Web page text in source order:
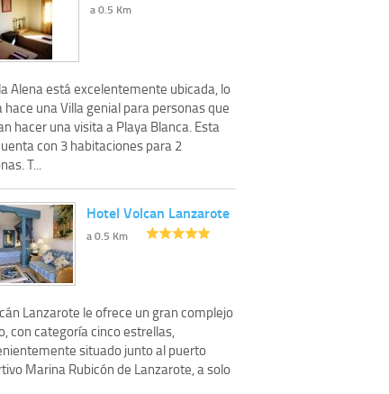
a 0.5 Km
Alena está excelentemente ubicada, lo
hace una Villa genial para personas que
hacer una visita a Playa Blanca. Esta
con 3 habitaciones para 2
T...
Hotel Volcan Lanzarote
a 0.5 Km
Lanzarote le ofrece un gran complejo
con categoría cinco estrellas,
situado junto al puerto
Marina Rubicón de Lanzarote, a solo